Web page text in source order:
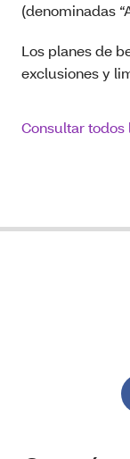
(denominadas
Los planes de
exclusiones y
Consultar todos